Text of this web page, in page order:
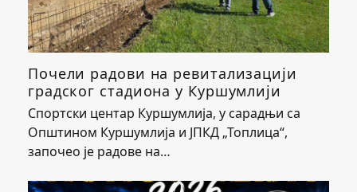
Почели радови на ревитализацији
градског стадиона у Куршумлији
Спортски центар Куршумлија, у сарадњи са
Општином Куршумлија и ЈПКД „Топлица“,
започео је радове на…